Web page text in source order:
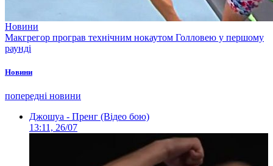
Новини
Макгрегор програв технічним нокаутом Голловею у першому
раунді
Новини
попередні новини
Джошуа - Пренг (Відео бою)
13:11, 26/07